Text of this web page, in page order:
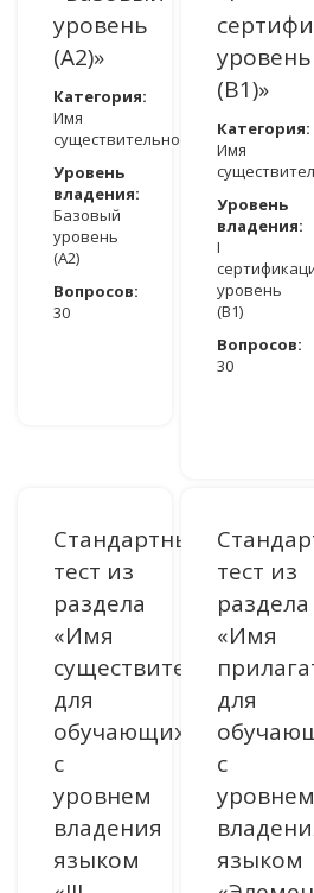
уровень
(A2)»
Категория:
Имя
существительное
Уровень
владения:
Базовый
уровень
(A2)
Вопросов:
30
уровень
(B1)»
Категория:
Имя
Уровень
владения:
I
уровень
(B1)
Вопросов:
30
Стандартный
тест из
раздела
«Имя
существительное»
для
обучающихся
с
уровнем
владения
языком
тест из
раздела
«Имя
для
с
уровнем
языком